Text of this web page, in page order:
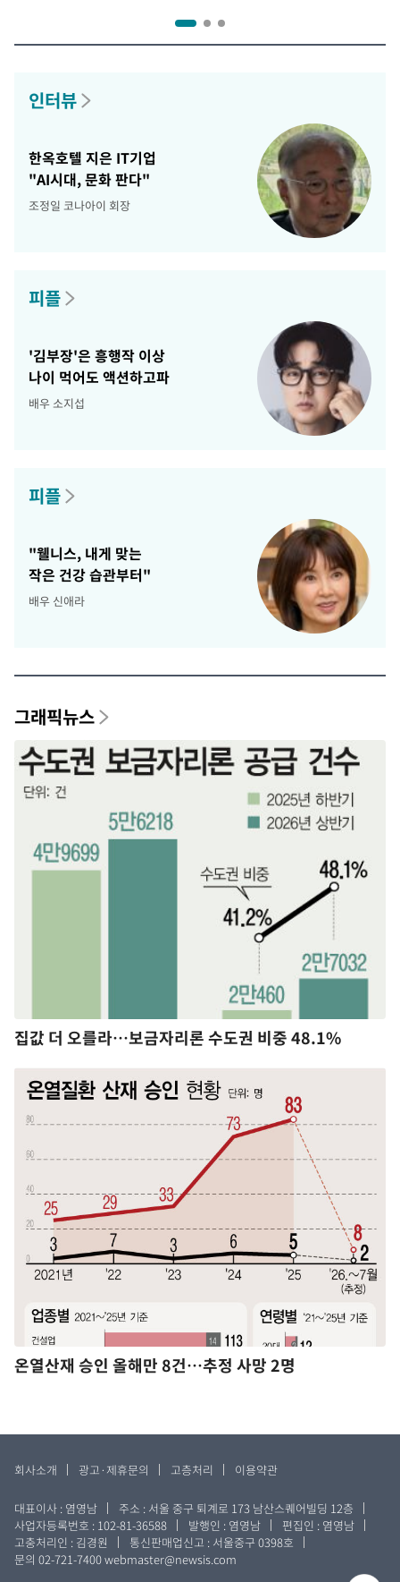
인터뷰
한옥호텔 지은 IT기업
"AI시대, 문화 판다"
조정일 코나아이 회장
피플
'김부장'은 흥행작 이상
나이 먹어도 액션하고파
배우 소지섭
피플
"웰니스, 내게 맞는
작은 건강 습관부터"
배우 신애라
그래픽뉴스
집값 더 오를라…보금자리론 수도권 비중 48.1%
온열산재 승인 올해만 8건…추정 사망 2명
회사소개 광고·제휴문의 고층처리 이용약관
대표이사 : 염영남
주소 : 서울 중구 퇴계로 173 남산스퀘어빌딩 12층
사업자등록번호 : 102-81-36588
발행인 : 염영남
편집인 : 염영남
고충처리인 : 김경원
통신판매업신고 : 서울중구 0398호
문의 02-721-7400webmaster@newsis.com